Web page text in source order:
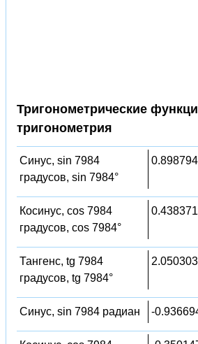
Тригонометрические
тригонометрия
Синус, sin 7984
градусов, sin 7984°
Косинус, cos 7984
градусов, cos 7984°
Тангенс, tg 7984
градусов, tg 7984°
Синус, sin 7984 радиан -